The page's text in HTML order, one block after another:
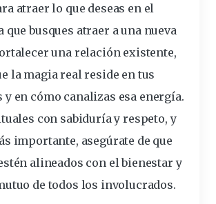
atraer lo que deseas en el
que busques atraer a una nueva
una relación existente,
la magia real reside en tus
en cómo canalizas esa energía.
con sabiduría y respeto, y
importante, asegúrate de que
alineados con el bienestar y
de todos los involucrados.